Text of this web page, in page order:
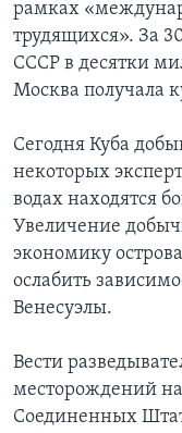
рамках
трудящихся». За
СССР в десятки
Москва получала
Сегодня Куба
некоторых
водах находятся
Увеличение
экономику
ослабить
Венесуэлы.
Вести
месторождений
Соединенных